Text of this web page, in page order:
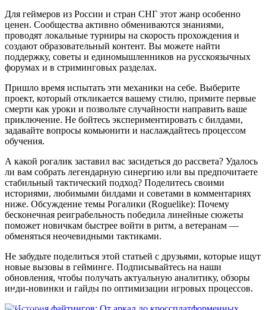
Для геймеров из России и стран СНГ этот жанр особенно
ценен. Сообщества активно обмениваются знаниями,
проводят локальные турниры на скорость прохождения и
создают образовательный контент. Вы можете найти
поддержку, советы и единомышленников на русскоязычных
форумах и в стриминговых разделах.
Пришло время испытать эти механики на себе. Выберите
проект, который откликается вашему стилю, примите первые
смерти как уроки и позвольте случайности направить ваше
приключение. Не бойтесь экспериментировать с билдами,
задавайте вопросы комьюнити и наслаждайтесь процессом
обучения.
А какой рогалик заставил вас засидеться до рассвета? Удалось
ли вам собрать легендарную синергию или вы предпочитаете
стабильный тактический подход? Поделитесь своими
историями, любимыми билдами и советами в комментариях
ниже. Обсуждение темы Рогалики (Roguelike): Почему
бесконечная реиграбельность победила линейные сюжеты
поможет новичкам быстрее войти в ритм, а ветеранам —
обменяться неочевидными тактиками.
Не забудьте поделиться этой статьей с друзьями, которые ищут
новые вызовы в гейминге. Подписывайтесь на наши
обновления, чтобы получать актуальную аналитику, обзоры
инди-новинки и гайды по оптимизации игровых процессов.
История файтингов: От аркад до кроссплатформенных
турниров